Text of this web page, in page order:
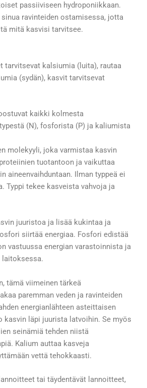
passiiviseen hydroponiikkaan.
ravinteiden ostamisessa, jotta
mitä kasvisi tarvitsee.
tarvitsevat kalsiumia (luita), rautaa
(sydän), kasvit tarvitsevat
kaikki kolmesta
(N), fosforista (P) ja kaliumista
molekyyli, joka varmistaa kasvin
tuotantoon ja vaikuttaa
aineenvaihduntaan. Ilman typpeä ei
Typpi tekee kasveista vahvoja ja
juuristoa ja lisää kukintaa ja
siirtää energiaa. Fosfori edistää
vastuussa energian varastoinnista ja
tämä viimeinen tärkeä
paremman veden ja ravinteiden
energianlähteen asteittaisen
kasvin läpi juurista latvoihin. Se myös
seinämiä tehden niistä
Kalium auttaa kasveja
vettä tehokkaasti.
tai täydentävät lannoitteet,